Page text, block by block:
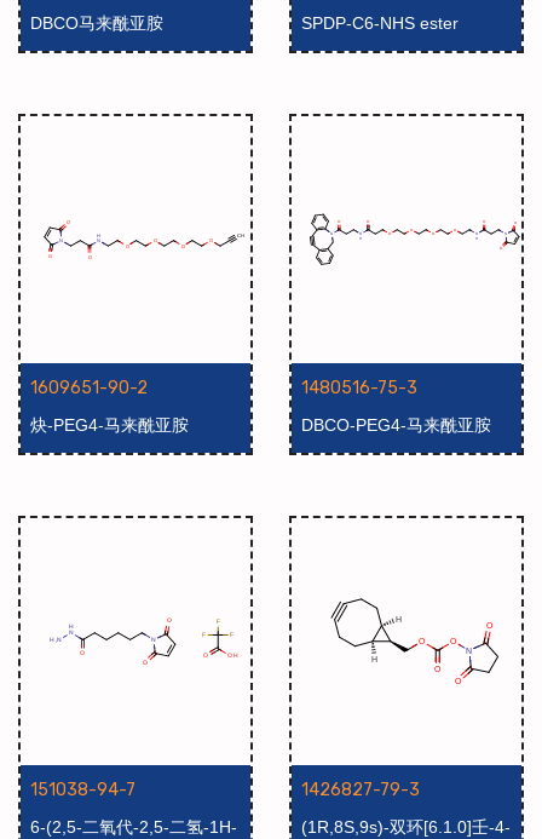
DBCO马来酰亚胺 SPDP-C6-NHS ester
1609651-90-2
炔-PEG4-马来酰亚胺
1480516-75-3
DBCO-PEG4-马来酰亚胺
151038-94-7
6-(2,5-二氧代-2,5-二氢-1H-
1426827-79-3
(1R,8S,9s)-双环[6.1.0]壬-4-